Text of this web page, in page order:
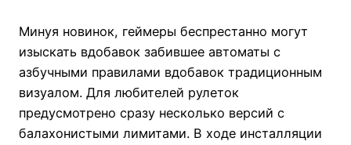
Минуя новинок, геймеры беспрестанно могут
изыскать вдобавок забившее автоматы с
азбучными правилами вдобавок традиционным
визуалом. Для любителей рулеток
предусмотрено сразу несколько версий с
балахонистыми лимитами. В ходе инсталляции